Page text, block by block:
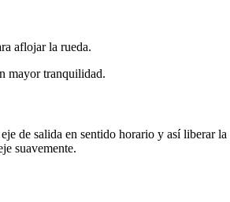
aflojar la rueda.
mayor tranquilidad.
de salida en sentido horario y así liberar
suavemente.